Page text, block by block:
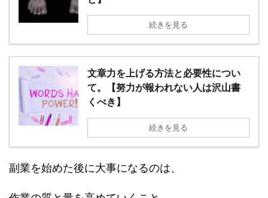
続きを見る
文章力を上げる方法と必要性につい
て。【努力が報われない人は沢山書
くべき】
続きを見る
副業を始めた後に大事になるのは、